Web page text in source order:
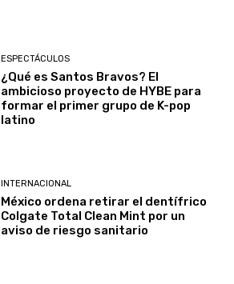
ESPECTÁCULOS
¿Qué es Santos Bravos? El
ambicioso proyecto de HYBE para
formar el primer grupo de K-pop
latino
INTERNACIONAL
México ordena retirar el dentífrico
Colgate Total Clean Mint por un
aviso de riesgo sanitario